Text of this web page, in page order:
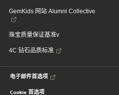
GemKids 网站 Alumni Collective
珠宝质量保证基准v
4C 钻石品质标准
电子邮件首选项
Cookie 首选项